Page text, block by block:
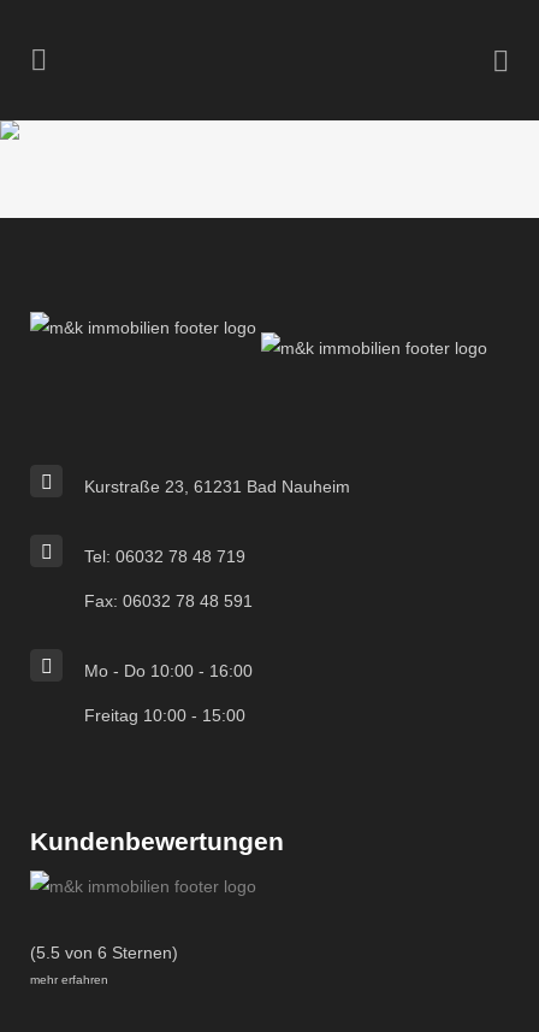
Kurstraße 23, 61231 Bad Nauheim
Tel: 06032 78 48 719
Fax: 06032 78 48 591
Mo - Do 10:00 - 16:00
Freitag 10:00 - 15:00
Kundenbewertungen
(5.5 von 6 Sternen)
mehr erfahren